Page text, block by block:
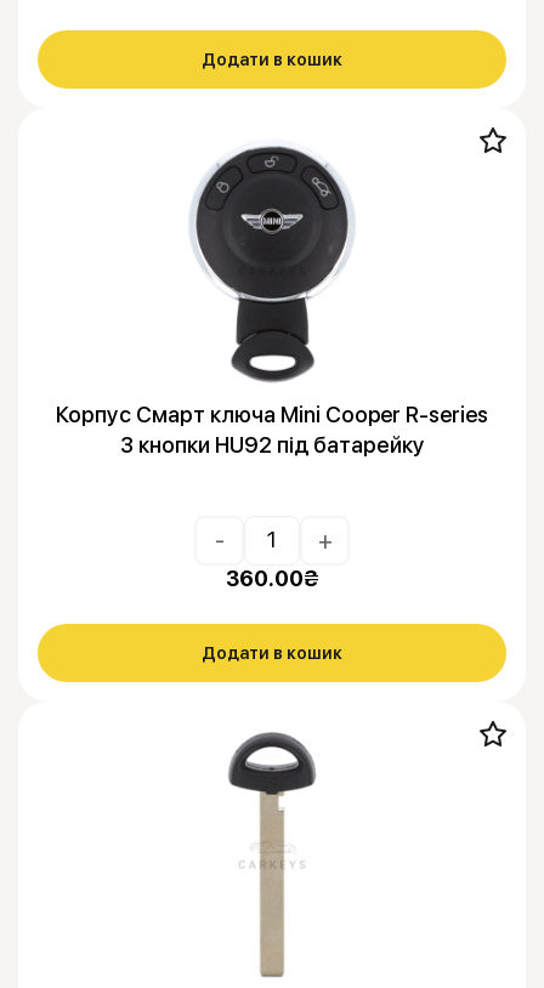
Додати в кошик
Корпус Смарт ключа Mini Cooper R-series
3 кнопки HU92 під батарейку
- +
360.00₴
Додати в кошик